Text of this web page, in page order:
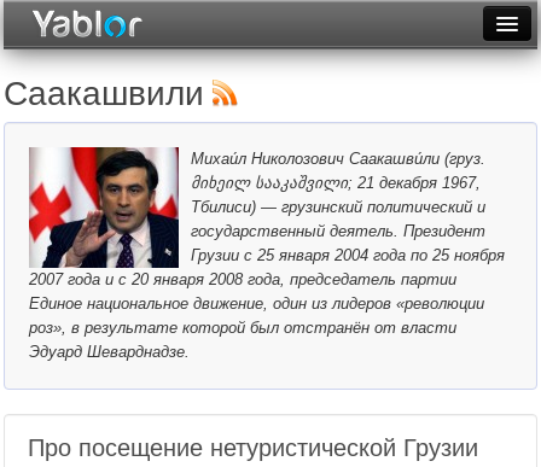
Неделя
Месяц
Рейтинги
Архив
Фототоп
Саакашвили
Михаи́л Николозович Саакашви́ли (груз.
მიხეილ სააკაშვილი; 21 декабря 1967,
Тбилиси) — грузинский политический и
государственный деятель. Президент
Грузии c 25 января 2004 года по 25 ноября
2007 года и с 20 января 2008 года, председатель партии
Единое национальное движение, один из лидеров «революции
роз», в результате которой был отстранён от власти
Эдуард Шеварднадзе.
Про посещение нетуристической Грузии